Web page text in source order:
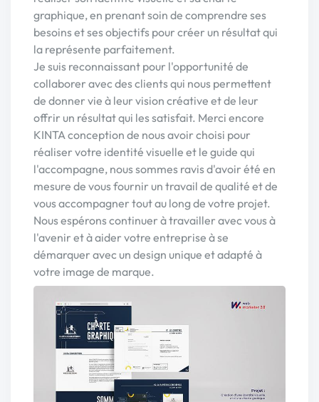
graphique, en prenant soin de comprendre ses
besoins et ses objectifs pour créer un résultat qui
la représente parfaitement.
Je suis reconnaissant pour l'opportunité de
collaborer avec des clients qui nous permettent
de donner vie à leur vision créative et de leur
offrir un résultat qui les satisfait. Merci encore
KINTA conception de nous avoir choisi pour
réaliser votre identité visuelle et le guide qui
l'accompagne, nous sommes ravis d'avoir été en
mesure de vous fournir un travail de qualité et de
vous accompagner tout au long de votre projet.
Nous espérons continuer à travailler avec vous à
l'avenir et à aider votre entreprise à se
démarquer avec un design unique et adapté à
votre image de marque.